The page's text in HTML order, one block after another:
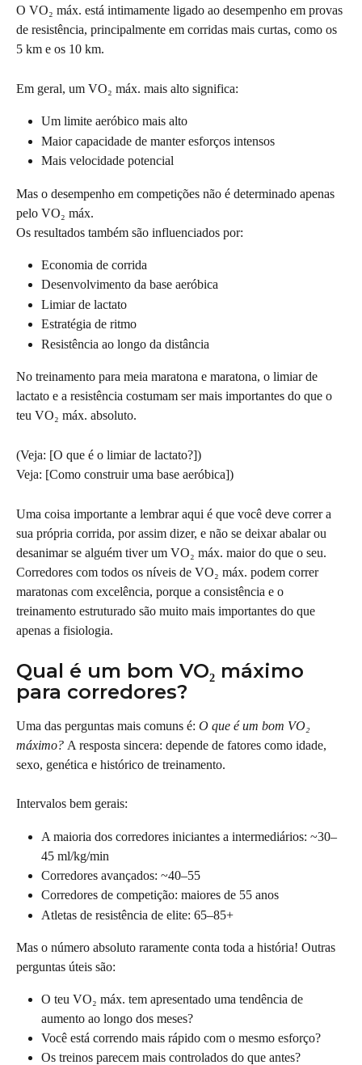
O VO₂ máx. está intimamente ligado ao desempenho em provas
de resistência, principalmente em corridas mais curtas, como os
5 km e os 10 km.
Em geral, um VO₂ máx. mais alto significa:
Um limite aeróbico mais alto
Maior capacidade de manter esforços intensos
Mais velocidade potencial
Mas o desempenho em competições não é determinado apenas
pelo VO₂ máx.
Os resultados também são influenciados por:
Economia de corrida
Desenvolvimento da base aeróbica
Limiar de lactato
Estratégia de ritmo
Resistência ao longo da distância
No treinamento para meia maratona e maratona, o limiar de
lactato e a resistência costumam ser mais importantes do que o
teu VO₂ máx. absoluto.
(Veja: [O que é o limiar de lactato?])
Veja: [Como construir uma base aeróbica])
Uma coisa importante a lembrar aqui é que você deve correr a
sua própria corrida, por assim dizer, e não se deixar abalar ou
desanimar se alguém tiver um VO₂ máx. maior do que o seu.
Corredores com todos os níveis de VO₂ máx. podem correr
maratonas com excelência, porque a consistência e o
treinamento estruturado são muito mais importantes do que
apenas a fisiologia.
Qual é um bom VO₂ máximo
para corredores?
Uma das perguntas mais comuns é: O que é um bom VO₂
máximo? A resposta sincera: depende de fatores como idade,
sexo, genética e histórico de treinamento.
Intervalos bem gerais:
A maioria dos corredores iniciantes a intermediários: ~30–
45 ml/kg/min
Corredores avançados: ~40–55
Corredores de competição: maiores de 55 anos
Atletas de resistência de elite: 65–85+
Mas o número absoluto raramente conta toda a história! Outras
perguntas úteis são:
O teu VO₂ máx. tem apresentado uma tendência de
aumento ao longo dos meses?
Você está correndo mais rápido com o mesmo esforço?
Os treinos parecem mais controlados do que antes?